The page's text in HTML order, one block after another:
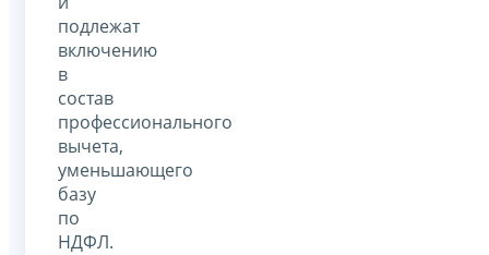
подлежат
включению
в
состав
профессионального
вычета,
уменьшающего
базу
по
НДФЛ.